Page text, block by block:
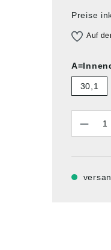
Preise
Auf
30,1